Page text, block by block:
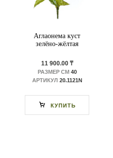
Аглаонема куст
зелёно-жёлтая
11 900.00 ₸
РАЗМЕР СМ40
АРТИКУЛ 20.1121N
КУПИТЬ